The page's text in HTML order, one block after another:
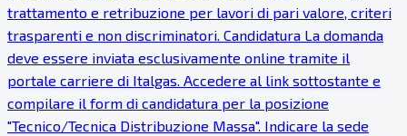
trattamento e retribuzione per lavori di pari valore, criteri
trasparenti e non discriminatori. Candidatura La domanda
deve essere inviata esclusivamente online tramite il
portale carriere di Italgas. Accedere al link sottostante e
compilare il form di candidatura per la posizione
"Tecnico/Tecnica Distribuzione Massa". Indicare la sede